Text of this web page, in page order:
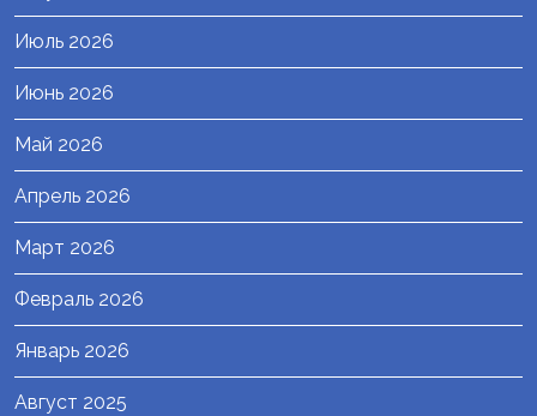
Июль 2026
Июнь 2026
Май 2026
Апрель 2026
Март 2026
Февраль 2026
Январь 2026
Август 2025